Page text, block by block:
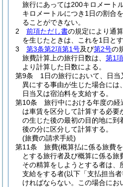
旅行にあっては200キロメート
キロメートルにつき1日の割合
ることができない。
2
前項ただし書の規定により通
を生じたときは、これを1日とす
3
第3条第2項第1号及び第2号の
旅費計算上の旅行日数は、 第1
より計算した日数による。
第9条
1日の旅行において、日
異にする事由が生じた場合には
日当又は宿泊料を支給する。
第10条
旅行中における年度の経
は車賃を区分して計算する必要
の生じた後の最初の目的地に到
後の分に区分して計算する。
(旅費の請求手続)
第11条
旅費(概算払に係る旅費
とする旅行者及び概算に係る
その精算をしようとする者は、
支給をする者(以下「支払担当
ければならない。
この場合にお